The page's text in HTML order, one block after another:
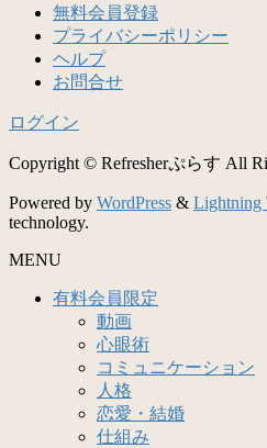
無料会員登録
プライバシーポリシー
ヘルプ
お問合せ
ログイン
Copyright © Refresherぷらす All
Powered by WordPress & Lightning
technology.
MENU
有料会員限定
動画
心眼術
コミュニケーション
人格
恋愛・結婚
仕組み